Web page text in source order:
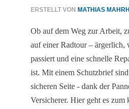
ERSTELLT VON MATHIAS
Ob auf dem Weg zur Arbeit,
auf einer Radtour – ärgerlich,
passiert und eine schnelle
ist. Mit einem Schutzbrief
sicheren Seite - dank der
Versicherer. Hier geht es